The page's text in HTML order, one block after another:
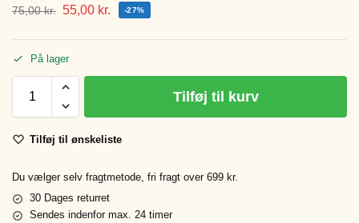
75,00kr. 55,00 kr. -27%
På lager
Tilføj til kurv
Tilføj til ønskeliste
Du vælger selv fragtmetode, fri fragt over 699 kr.
30 Dages returret
Sendes indenfor max. 24 timer